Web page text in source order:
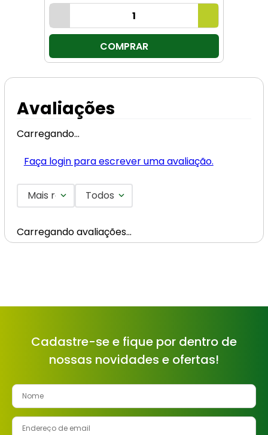
COMPRAR
Avaliações
Carregando…
Faça login para escrever uma avaliação.
Mais recentesTodos
Carregando avaliações…
Cadastre-se e fique por dentro de
nossas novidades e ofertas!